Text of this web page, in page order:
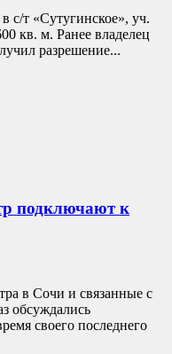
с/т «Сутугинское», уч.
кв. м. Ранее владелец
разрешение...
подключают к
в Сочи и связанные с
обсуждались
своего последнего